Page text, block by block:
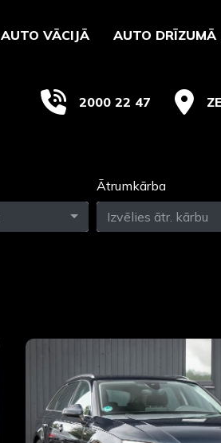
AUTO VĀCIJĀ AUTO DRĪZUMĀ
2000 22 47
Ātrumkārba
Izvēlies ātr. kārbu